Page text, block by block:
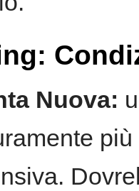
Nuova: